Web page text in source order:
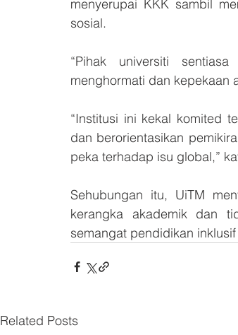
menyerupai KKK sambil
sosial.
“Pihak universiti
menghormati dan kepekaan
“Institusi ini kekal komited
dan berorientasikan
peka terhadap isu global,”
Sehubungan itu, UiTM
kerangka akademik dan
semangat pendidikan
Related Posts